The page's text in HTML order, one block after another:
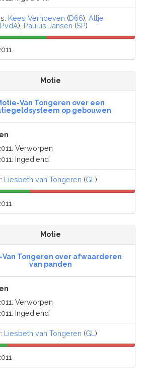
Kees Verhoeven (D66),Attje
PvdA), Paulus Jansen (SP)
Motie
Van Tongeren over een
op gebouwen
Verworpen
Ingediend
Liesbeth van Tongeren (GL)
Motie
Van Tongeren over afwaarderen
van panden
Verworpen
Ingediend
Liesbeth van Tongeren (GL)